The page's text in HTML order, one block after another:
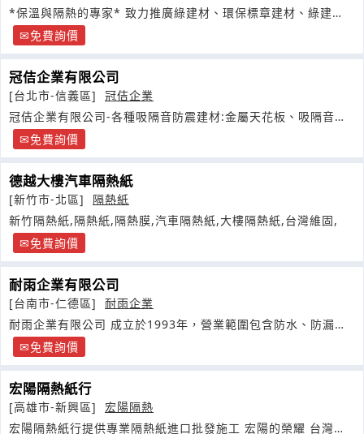
*保溫與隔熱的專家* 致力推廣綠建材、環保標章建材、綠建
築，打造節能減碳的生活環境
免費詢價
冠佶企業有限公司
[台北市-信義區]
冠佶企業
冠佶企業有限公司-各種吸隔音防震建材:金屬天花板、吸隔音
板、消音箱
免費詢價
德越大樓汽車隔熱紙
[新竹市-北區]
隔熱紙
新竹隔熱紙,隔熱紙,隔熱膜,汽車隔熱紙,大樓隔熱紙,台灣維固,
免費詢價
耐雨企業有限公司
[台南市-仁德區]
耐雨企業
耐雨企業有限公司 成立於1993年，營業範圍包含防水、防漏、
耐磨地坪
免費詢價
宏陽隔熱紙行
[高雄市-新興區]
宏陽隔熱
宏陽隔熱紙行提供專業隔熱紙進口批發施工 宏陽的榮耀 台灣地